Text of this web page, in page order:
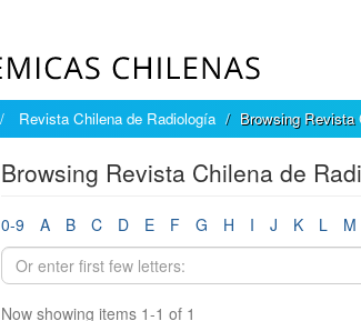
Revista Chilena de Radiología Browsing Revista
Browsing Revista Chilena de
0-9 A B C D E F G H I J K L M
Now showing items 1-1 of 1